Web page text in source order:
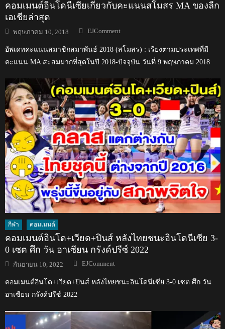
คอมเมนต์อินโดนีเซียเกี่ยวกับคะแนนสโมสร MA ของลีก
เอเชียล่าสุด
Posted
on
พฤษภาคม 10, 2018 Author
EJComment
อัพเดทคะแนนสมาชิกสมาพันธ์ 2018 (สโมสร) : เรียงตามประเทศที่มี
คะแนน MA สะสมมากที่สุดในปี 2018-ปัจจุบัน วันที่ 9 พฤษภาคม 2018
กีฬา คอมเมนต์
คอมเมนต์อินโด+เวียด+ปินส์ หลังไทยชนะอินโดนีเซีย 3-
0 เซต ศึก วัน อาเซียน กรังด์ปรีซ์ 2022
Posted
on
กันยายน 10, 2022 Author
EJComment
คอมเมนต์อินโด+เวียด+ปินส์ หลังไทยชนะอินโดนีเซีย 3-0 เซต ศึก วัน
อาเซียน กรังด์ปรีซ์ 2022